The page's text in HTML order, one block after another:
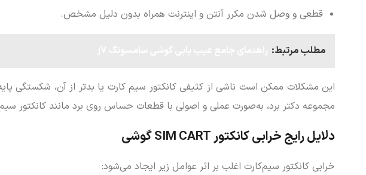
قطعی و وصل شدن مکرر آنتن و اینترنت همراه بدون دلیل مشخص.
مطلب مرتبط:
این مشکلات ممکن است ناشی از کثیفی کانکتور سیم کارت یا بدتر از آن، شکستگی
مجموعه دکتر برد، به‌صورت عملی و اصولی با قطعات حساس روی برد مانند کانکتور
دلایل رایج خرابی کانکتور SIM CART گوشی
خرابی کانکتور سیم‌کارت اغلب بر اثر عوامل زیر ایجاد می‌شود: